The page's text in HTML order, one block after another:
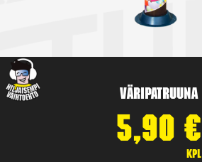
Väripatruuna
5,90 €
kpl